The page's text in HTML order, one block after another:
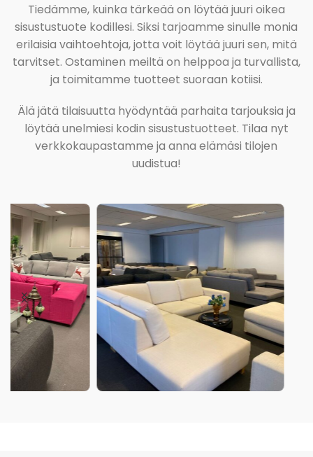
Tiedämme, kuinka tärkeää on löytää juuri oikea
sisustustuote kodillesi. Siksi tarjoamme sinulle monia
erilaisia vaihtoehtoja, jotta voit löytää juuri sen, mitä
tarvitset. Ostaminen meiltä on helppoa ja turvallista,
ja toimitamme tuotteet suoraan kotiisi.
Älä jätä tilaisuutta hyödyntää parhaita tarjouksia ja
löytää unelmiesi kodin sisustustuotteet. Tilaa nyt
verkkokaupastamme ja anna elämäsi tilojen
uudistua!